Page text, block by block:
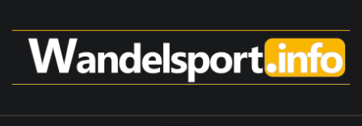
naar
inhoud